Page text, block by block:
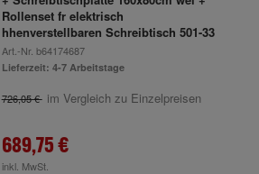
Rollenset fr elektrisch
hhenverstellbaren Schreibtisch 501-33
Art.-Nr. b64174687
Lieferzeit: 4-7 Arbeitstage
726,05 € im Vergleich zu Einzelpreisen
689,75 €
inkl. MwSt.